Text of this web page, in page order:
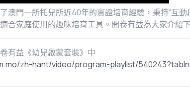
澳門一所托兒所近40年的實證培育經驗，秉持“互動
合家庭使用的趣味培育工具。開卷有益為大家介紹下
有益《幼兒啟蒙套裝》中
zh-hant/video/program-playlist/